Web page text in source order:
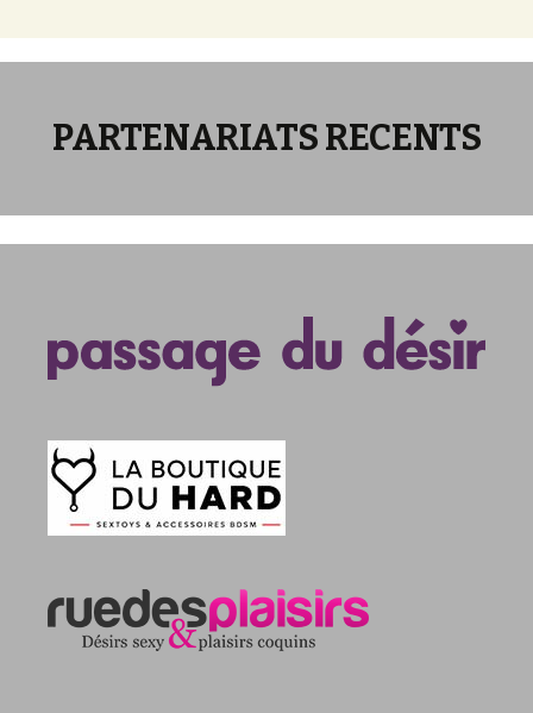
PARTENARIATS RECENTS